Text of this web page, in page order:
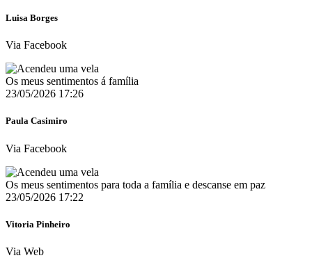
Luisa Borges
Via Facebook
Os meus sentimentos á família
23/05/2026 17:26
Paula Casimiro
Via Facebook
Os meus sentimentos para toda a família e descanse em paz
23/05/2026 17:22
Vitoria Pinheiro
Via Web